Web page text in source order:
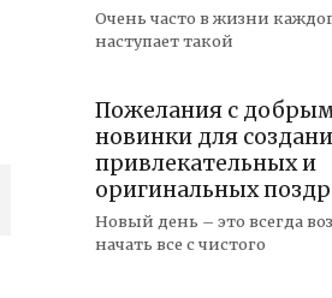
Очень часто в жизни
наступает такой
Пожелания с
новинки для
привлекательных и
оригинальных
Новый день – это всегда
начать все с чистого